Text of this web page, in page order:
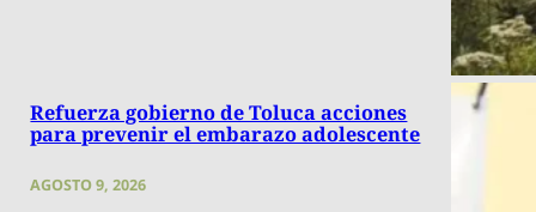
Refuerza gobierno de Toluca acciones
para prevenir el embarazo adolescente
AGOSTO 9, 2026